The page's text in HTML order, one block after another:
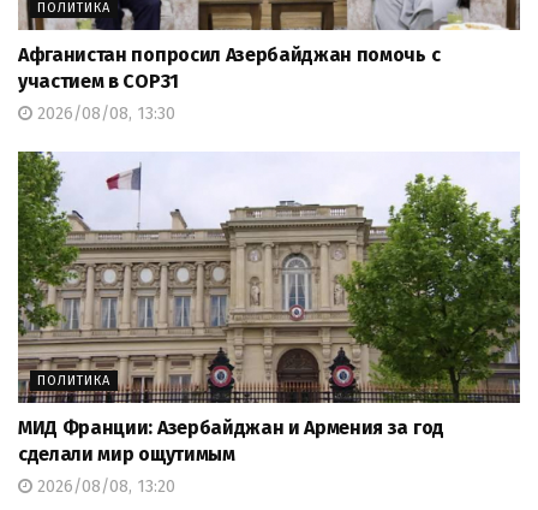
ПОЛИТИКА
Афганистан попросил Азербайджан помочь с
участием в COP31
2026/08/08, 13:30
ПОЛИТИКА
МИД Франции: Азербайджан и Армения за год
сделали мир ощутимым
2026/08/08, 13:20